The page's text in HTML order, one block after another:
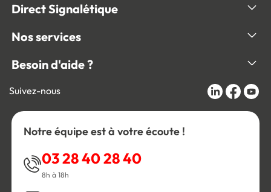
Direct Signalétique
Nos services
Besoin d'aide ?
Suivez-nous
Notre équipe est à votre écoute !
03 28 40 28 40
8h à 18h